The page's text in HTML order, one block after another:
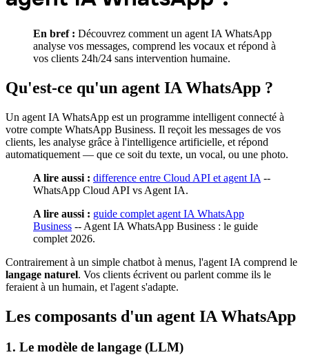
En bref : Découvrez comment un agent IA WhatsApp
analyse vos messages, comprend les vocaux et répond à
vos clients 24h/24 sans intervention humaine.
Qu'est-ce qu'un agent IA WhatsApp ?
Un agent IA WhatsApp est un programme intelligent connecté à
votre compte WhatsApp Business. Il reçoit les messages de vos
clients, les analyse grâce à l'intelligence artificielle, et répond
automatiquement — que ce soit du texte, un vocal, ou une photo.
A lire aussi : difference entre Cloud API et agent IA --
WhatsApp Cloud API vs Agent IA.
A lire aussi : guide complet agent IA WhatsApp
Business -- Agent IA WhatsApp Business : le guide
complet 2026.
Contrairement à un simple chatbot à menus, l'agent IA comprend le
langage naturel. Vos clients écrivent ou parlent comme ils le
feraient à un humain, et l'agent s'adapte.
Les composants d'un agent IA WhatsApp
1. Le modèle de langage (LLM)